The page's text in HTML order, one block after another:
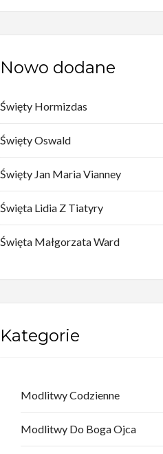
Nowo dodane
Święty Hormizdas
Święty Oswald
Święty Jan Maria Vianney
Święta Lidia Z Tiatyry
Święta Małgorzata Ward
Kategorie
Modlitwy Codzienne
Modlitwy Do Boga Ojca